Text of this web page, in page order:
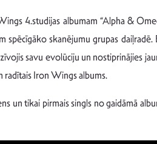
4.studijas albumam “Alpha &
skanējumu grupas daiļradē.
savu evolūciju un nostiprinājies
radītais Iron Wings albums.
un tikai pirmais singls no gaidāmā